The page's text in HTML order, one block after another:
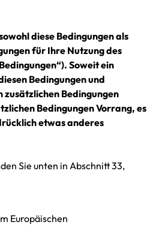
diese Bedingungen als
für Ihre Nutzung des
Soweit ein
Bedingungen und
Bedingungen
Bedingungen Vorrang, es
etwas anderes
Sie unten in Abschnitt 33,
Europäischen